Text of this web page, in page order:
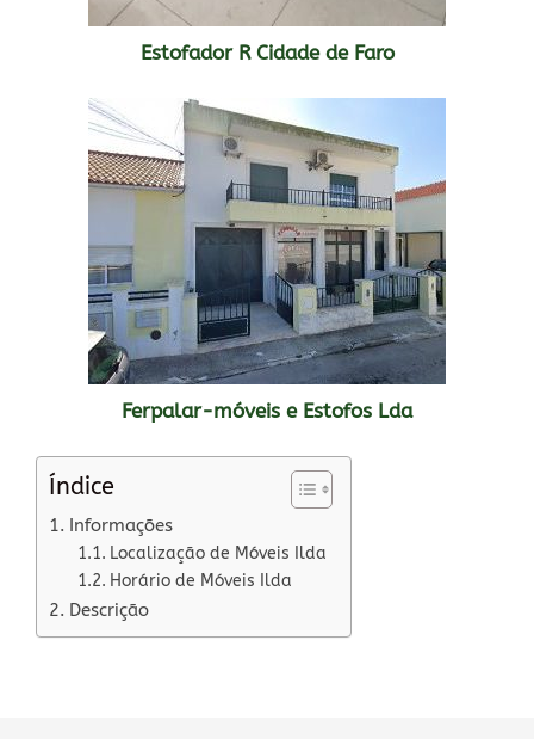
Estofador R Cidade de Faro
Ferpalar-móveis e Estofos Lda
Índice
Informações
Localização de Móveis Ilda
Horário de Móveis Ilda
Descrição